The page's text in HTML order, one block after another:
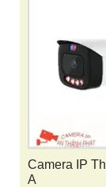
Camera IP
A